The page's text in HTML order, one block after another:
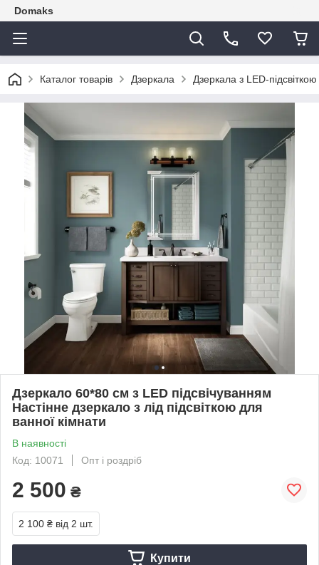
Domaks
Каталог товарів Дзеркала Дзеркала з LED-підсвіткою
Дзеркало 60*80 см з LED підсвічуванням
Настінне дзеркало з лід підсвіткою для
ванної кімнати
В наявності
Код: 10071
Опт і роздріб
2 500 ₴
2 100 ₴ від 2 шт.
Купити